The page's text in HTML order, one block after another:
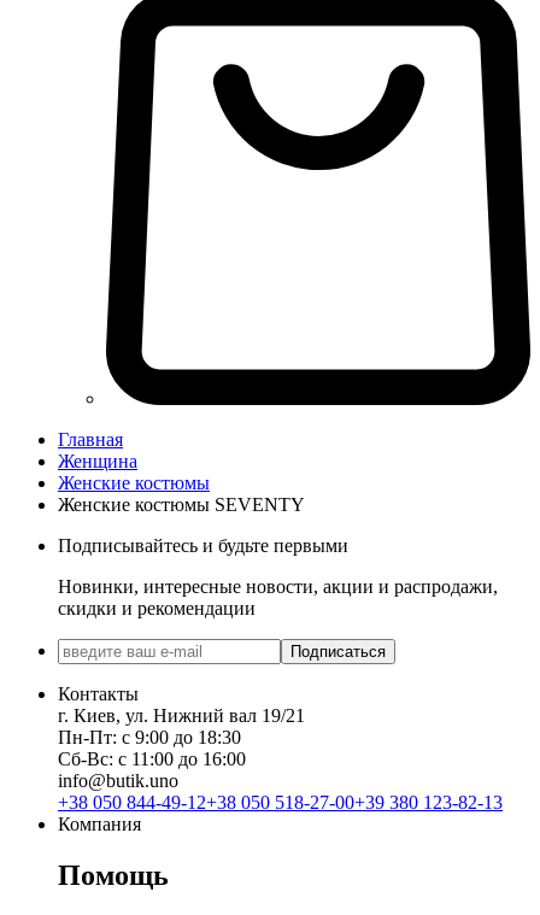
Главная
Женщина
Женские костюмы
Женские костюмы SEVENTY
Подписывайтесь и будьте первыми
Новинки, интересные новости, акции и распродажи,
скидки и рекомендации
Подписаться
Контакты
г. Киев, ул. Нижний вал 19/21
Пн-Пт: с 9:00 до 18:30
Сб-Вс: с 11:00 до 16:00
info@butik.uno
+38 050 844-49-12+38 050 518-27-00+39 380 123-82-13
Компания
Помощь